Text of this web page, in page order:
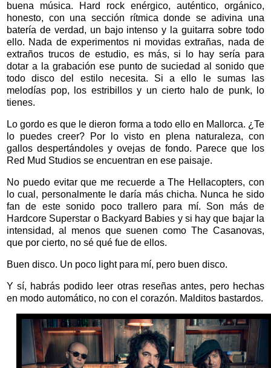
buena música. Hard rock enérgico, auténtico, orgánico,
honesto, con una sección rítmica donde se adivina una
batería de verdad, un bajo intenso y la guitarra sobre todo
ello. Nada de experimentos ni movidas extrañas, nada de
extraños trucos de estudio, es más, si lo hay sería para
dotar a la grabación ese punto de suciedad al sonido que
todo disco del estilo necesita. Si a ello le sumas las
melodías pop, los estribillos y un cierto halo de punk, lo
tienes.
Lo gordo es que le dieron forma a todo ello en Mallorca. ¿Te
lo puedes creer? Por lo visto en plena naturaleza, con
gallos despertándoles y ovejas de fondo. Parece que los
Red Mud Studios se encuentran en ese paisaje.
No puedo evitar que me recuerde a The Hellacopters, con
lo cual, personalmente le daría más chicha. Nunca he sido
fan de este sonido poco trallero para mí. Son más de
Hardcore Superstar o Backyard Babies y si hay que bajar la
intensidad, al menos que suenen como The Casanovas,
que por cierto, no sé qué fue de ellos.
Buen disco. Un poco light para mí, pero buen disco.
Y sí, habrás podido leer otras reseñas antes, pero hechas
en modo automático, no con el corazón. Malditos bastardos.